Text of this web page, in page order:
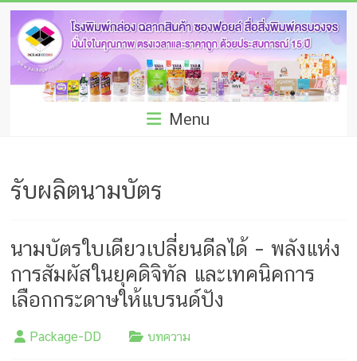
Skip
content
โรง
พิมพ์
กล่อง
ผลิต
ซอง
ฟอยล์
รับ
ผลิต
กล่อง
Menu
รับผลิตนามบัตร
นามบัตรใบเดียวเปลี่ยนดีลได้ – พลังแห่ง
การสัมผัสในยุคดิจิทัล และเทคนิคการ
เลือกกระดาษให้แบรนด์ปัง
Package-DD บทความ